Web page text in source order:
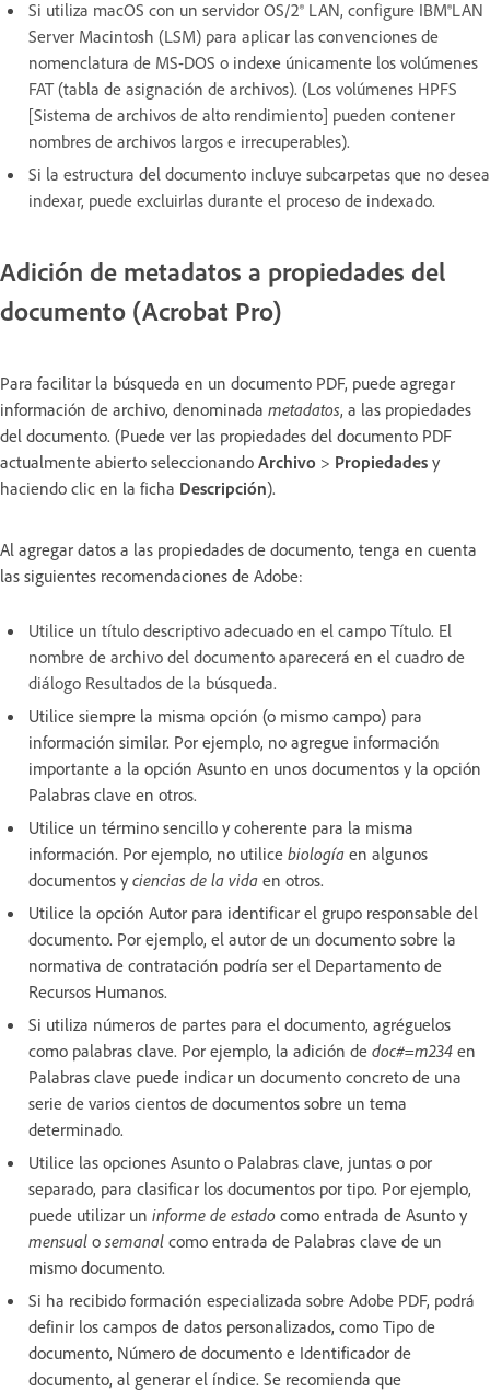
Si utiliza macOS con un servidor OS/2® LAN, configure IBM®LAN
Server Macintosh (LSM) para aplicar las convenciones de
nomenclatura de MS-DOS o indexe únicamente los volúmenes
FAT (tabla de asignación de archivos). (Los volúmenes HPFS
[Sistema de archivos de alto rendimiento] pueden contener
nombres de archivos largos e irrecuperables).
Si la estructura del documento incluye subcarpetas que no desea
indexar, puede excluirlas durante el proceso de indexado.
Adición de metadatos a propiedades del
documento (Acrobat Pro)
Para facilitar la búsqueda en un documento PDF, puede agregar
información de archivo, denominada metadatos, a las propiedades
del documento. (Puede ver las propiedades del documento PDF
actualmente abierto seleccionando Archivo > Propiedades y
haciendo clic en la ficha Descripción).
Al agregar datos a las propiedades de documento, tenga en cuenta
las siguientes recomendaciones de Adobe:
Utilice un título descriptivo adecuado en el campo Título. El
nombre de archivo del documento aparecerá en el cuadro de
diálogo Resultados de la búsqueda.
Utilice siempre la misma opción (o mismo campo) para
información similar. Por ejemplo, no agregue información
importante a la opción Asunto en unos documentos y la opción
Palabras clave en otros.
Utilice un término sencillo y coherente para la misma
información. Por ejemplo, no utilice biología en algunos
documentos y ciencias de la vida en otros.
Utilice la opción Autor para identificar el grupo responsable del
documento. Por ejemplo, el autor de un documento sobre la
normativa de contratación podría ser el Departamento de
Recursos Humanos.
Si utiliza números de partes para el documento, agréguelos
como palabras clave. Por ejemplo, la adición de doc#=m234 en
Palabras clave puede indicar un documento concreto de una
serie de varios cientos de documentos sobre un tema
determinado.
Utilice las opciones Asunto o Palabras clave, juntas o por
separado, para clasificar los documentos por tipo. Por ejemplo,
puede utilizar un informe de estado como entrada de Asunto y
mensual o semanal como entrada de Palabras clave de un
mismo documento.
Si ha recibido formación especializada sobre Adobe PDF, podrá
definir los campos de datos personalizados, como Tipo de
documento, Número de documento e Identificador de
documento, al generar el índice. Se recomienda que